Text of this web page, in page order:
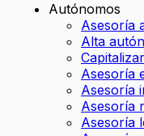
Autónomos
Asesoría
Alta
Asesoría
Asesoría
Asesoría
Asesoría